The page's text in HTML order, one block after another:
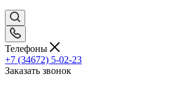
Телефоны
+7 (34672) 5-02-23
Заказать звонок